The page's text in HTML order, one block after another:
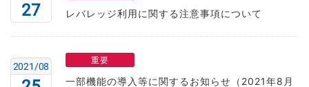
27 レバレッジ利用に関する注意事項について
2021/08
重要
一部機能の導入等に関するお知らせ（2021年8月